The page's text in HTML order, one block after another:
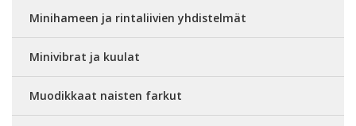
Minihameen ja rintaliivien yhdistelmät
Minivibrat ja kuulat
Muodikkaat naisten farkut